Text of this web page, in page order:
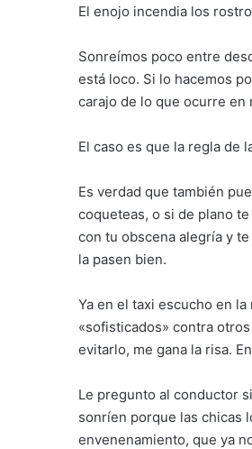
El enojo incendia los
Sonreímos poco entre
está loco. Si lo hacemos
carajo de lo que ocurre
El caso es que la regla de
Es verdad que también
coqueteas, o si de plano
con tu obscena alegría y
la pasen bien.
Ya en el taxi escucho en
«sofisticados» contra
evitarlo, me gana la risa.
Le pregunto al conductor
sonríen porque las chicas
envenenamiento, que ya